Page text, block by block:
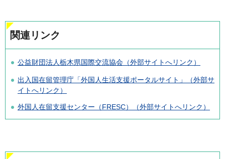
関連リンク
公益財団法人栃木県国際交流協会（外部サイトへリンク）
出入国在留管理庁「外国人生活支援ポータルサイト」（外部サ
イトへリンク）
外国人在留支援センター（FRESC）（外部サイトへリンク）